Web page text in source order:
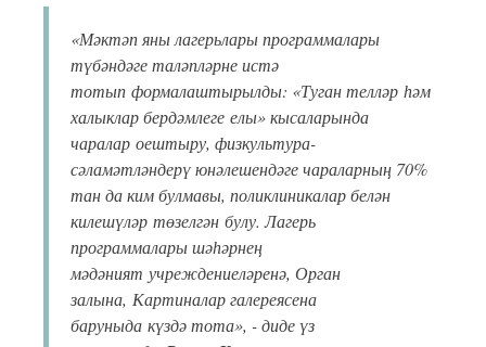
«Мәктәп яны лагерьлары программалары
түбәндәге таләпләрне истә
тотып формалаштырылды: «Туган телләр һәм
халыклар бердәмлеге елы» кысаларында
чаралар оештыру, физкультура-
сәламәтләндерү юнәлешендәге чараларның 70%
тан да ким булмавы, поликлиникалар белән
килешүләр төзелгән булу. Лагерь
программалары шәһәрнең
мәдәният учреждениеләренә, Орган
залына, Картиналар галереясена
баруныда күздә тота», - диде үз